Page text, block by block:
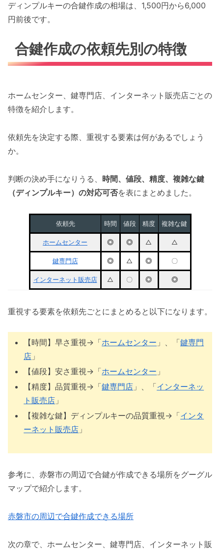
ディンプルキーの合鍵作成の相場は、1,500円から6,000
円前後です。
合鍵作成の依頼先別の特徴
ホームセンター、鍵専門店、インターネット販売店ごとの
特徴を紹介します。
依頼先を決定する際、重視する要素は何があるでしょう
か。
判断の決め手になりうる、 時間、値段、精度、複雑な鍵
（ディンプルキー）の対応可否を表にまとめました。
依頼先 時間 値段 精度 複雑な鍵
ホームセンター ◎ ◎ △ △
鍵専門店 ◎ △ ◎ 〇
インターネット販売店 △ 〇 ◎ ◎
重視する要素を依頼先ごとにまとめると以下になります。
【時間】早さ重視→「ホームセンター 」、「鍵専門
店 」
【値段】安さ重視→「ホームセンター 」
【精度】品質重視→「鍵専門店 」、「インターネッ
ト販売店 」
【複雑な鍵】ディンプルキーの品質重視→「インタ
ーネット販売店 」
参考に、赤磐市の周辺で合鍵が作成できる場所をグーグル
マップで紹介します。
赤磐市の周辺で合鍵作成できる場所
次の章で、ホームセンター、鍵専門店、インターネット販